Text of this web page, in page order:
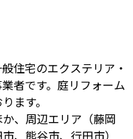
住宅のエクステリア・
者です。庭リフォーム
ます。
、周辺エリア（藤岡
、熊谷市、行田市）